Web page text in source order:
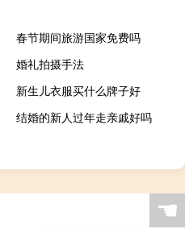
春节期间旅游国家免费吗
婚礼拍摄手法
新生儿衣服买什么牌子好
结婚的新人过年走亲戚好吗
☚